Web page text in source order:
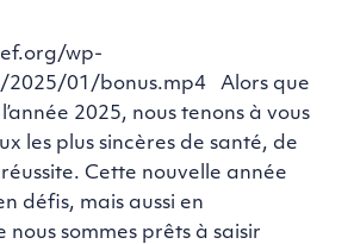
wp-
2025/01/bonus.mp4 Alors que
2025, nous tenons à vous
les plus sincères de santé, de
Cette nouvelle année
défis, mais aussi en
sommes prêts à saisir